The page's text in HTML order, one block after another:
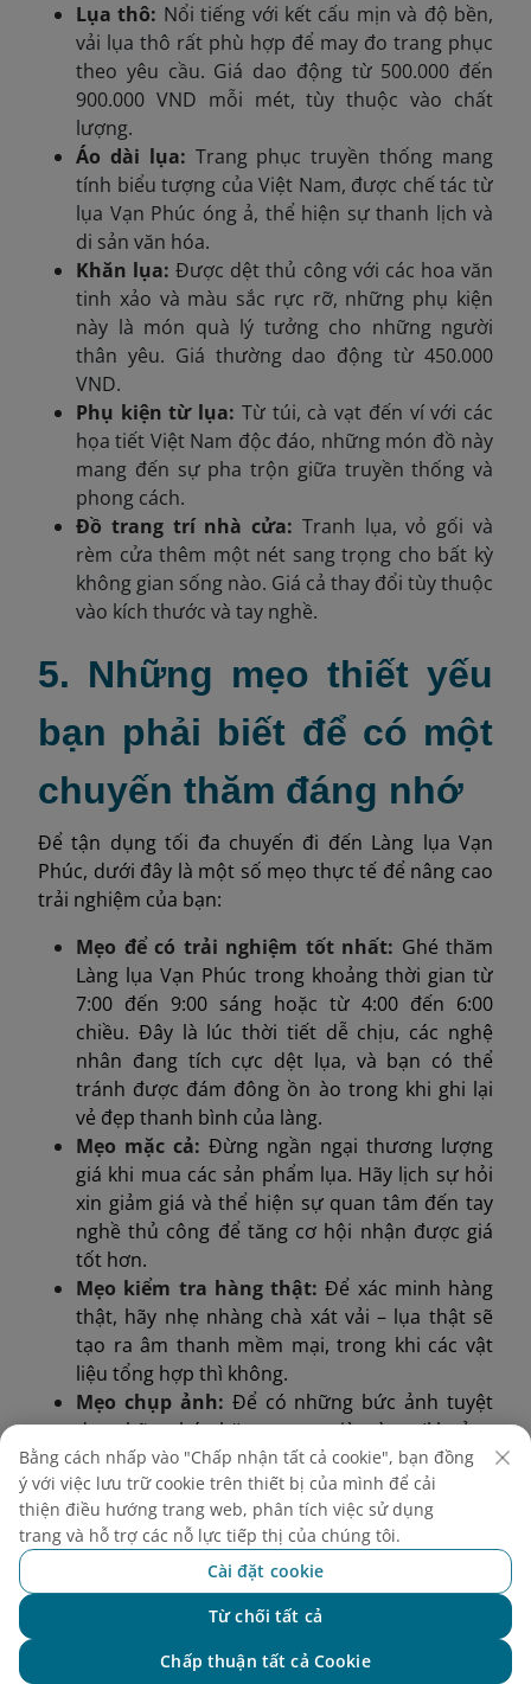
Lụa thô: Nổi tiếng với kết cấu mịn và độ bền,
vải lụa thô rất phù hợp để may đo trang phục
theo yêu cầu. Giá dao động từ 500.000 đến
900.000 VND mỗi mét, tùy thuộc vào chất
lượng.
Áo dài lụa: Trang phục truyền thống mang
tính biểu tượng của Việt Nam, được chế tác từ
lụa Vạn Phúc óng ả, thể hiện sự thanh lịch và
di sản văn hóa.
Khăn lụa:Được dệt thủ công với các hoa văn
tinh xảo và màu sắc rực rỡ, những phụ kiện
này là món quà lý tưởng cho những người
thân yêu. Giá thường dao động từ 450.000
VND.
Phụ kiện từ lụa: Từ túi, cà vạt đến ví với các
họa tiết Việt Nam độc đáo, những món đồ này
mang đến sự pha trộn giữa truyền thống và
phong cách.
Đồ trang trí nhà cửa: Tranh lụa, vỏ gối và
rèm cửa thêm một nét sang trọng cho bất kỳ
không gian sống nào. Giá cả thay đổi tùy thuộc
vào kích thước và tay nghề.
5. Những mẹo thiết yếu
bạn phải biết để có một
chuyến thăm đáng nhớ
Để tận dụng tối đa chuyến đi đến Làng lụa Vạn
Phúc, dưới đây là một số mẹo thực tế để nâng cao
trải nghiệm của bạn:
Mẹo để có trải nghiệm tốt nhất: Ghé thăm
Làng lụa Vạn Phúc trong khoảng thời gian từ
7:00 đến 9:00 sáng hoặc từ 4:00 đến 6:00
chiều. Đây là lúc thời tiết dễ chịu, các nghệ
nhân đang tích cực dệt lụa, và bạn có thể
tránh được đám đông ồn ào trong khi ghi lại
vẻ đẹp thanh bình của làng.
Mẹo mặc cả: Đừng ngần ngại thương lượng
giá khi mua các sản phẩm lụa. Hãy lịch sự hỏi
xin giảm giá và thể hiện sự quan tâm đến tay
nghề thủ công để tăng cơ hội nhận được giá
tốt hơn.
Mẹo kiểm tra hàng thật: Để xác minh hàng
thật, hãy nhẹ nhàng chà xát vải – lụa thật sẽ
tạo ra âm thanh mềm mại, trong khi các vật
liệu tổng hợp thì không.
Mẹo chụp ảnh: Để có những bức ảnh tuyệt
đẹp, hãy ghé thăm trong giờ vàng (khoảng
07:00 - 08:00 sáng hoặc 04:00 - 05:00 chiều).
Ánh nắng ấm áp làm nổi bật màu sắc rực rỡ
của lụa và nét duyên mộc mạc của những con
đường trong làng.
Bằng cách nhấp vào "Chấp nhận tất cả cookie", bạn đồng
ý với việc lưu trữ cookie trên thiết bị của mình để cải
thiện điều hướng trang web, phân tích việc sử dụng
trang và hỗ trợ các nỗ lực tiếp thị của chúng tôi.
Cài đặt cookie
Từ chối tất cả
Chấp thuận tất cả Cookie